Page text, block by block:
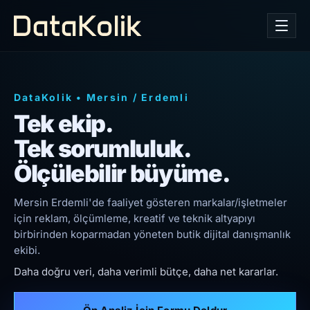
DataKolik • Mersin / Erdemli
Tek ekip.
Tek sorumluluk.
Ölçülebilir büyüme.
Mersin Erdemli'de faaliyet gösteren markalar/işletmeler
için reklam, ölçümleme, kreatif ve teknik altyapıyı
birbirinden koparmadan yöneten butik dijital danışmanlık
ekibi.
Daha doğru veri, daha verimli bütçe, daha net kararlar.